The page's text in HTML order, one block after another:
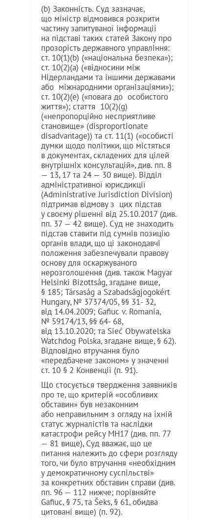
(b) Законність. Суд зазначає,
що міністр відмовився розкрити
частину запитуваної інформації
на підставі таких статей Закону про
прозорість державного управління:
ст. 10(1)(b) («національна безпека»);
ст. 10(2)(a) («відносини між
Нідерландами та іншими державами
або міжнародними організаціями»);
ст. 10(2)(e) («повага до особистого
життя»); стаття 10(2)(g)
(«непропорційно несприятливе
становище» (disproportionate
disadvantage)) та ст. 11(1) («особисті
думки щодо політики, що містяться
в документах, складених для цілей
внутрішніх консультацій», див. пп. 8
— 13, 17 та 24 — 30 вище). Відділ
адміністративної юрисдикції
(Administrative Jurisdiction Division)
підтримав відмову з цих підстав
у своєму рішенні від 25.10.2017 (див.
пп. 37 — 42 вище). Суд не знаходить
підстав ставити під сумнів позицію
органів влади, що ці законодавчі
положення забезпечували правову
основу для оскаржуваного
нерозголошення (див. також Magyar
Helsinki Bizottság, згадане вище,
§ 185; Társaság a Szabadságjogokért
Hungary, № 37374/05, §§ 31- 32,
від 14.04.2009; Gafiuc v. Romania,
№ 59174/13, §§ 64- 68,
від 13.10.2020; та Sieć Obywatelska
Watchdog Polska, згадане вище, § 62).
Відповідно втручання було
«передбачене законом» у значенні
ст. 10 § 2 Конвенції (п. 91).
Що стосується твердження заявників
про те, що критерій «особливих
обставин» був незаконним
або неправильним з огляду на їхній
статус журналістів та наслідки
катастрофи рейсу MH17 (див. пп. 77
— 81 вище), Суд вважає, що це
питання належить до сфери розгляду
того, чи було втручання «необхідним
у демократичному суспільстві»
за конкретних обставин справи (див.
пп. 96 — 112 нижче; порівняйте
Gafiuc, § 75, та Šeks, § 61, обидва
цитовані вище) (п. 92).